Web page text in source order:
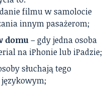
filmu w samolocie
innym pasażerom;
domu– gdy jedna osoba
na iPhonie lub iPadzie;
słuchają tego